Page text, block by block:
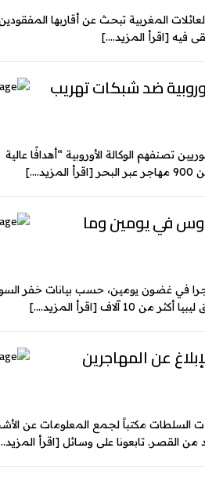
المغربية تبحث عن أقاربها
[اقرأ المزيد….]
ضد شبكات تهريب
الوكالة الأوروبية “أهدافًا عالية
[اقرأ المزيد….]
وغافدوس في يومين وما
كريت وغافدوس الجنوبيتين اليونانيتين 262 مهاجرا في غضون يومين، حسب بيانات
من 10 آلاف
[اقرأ المزيد….]
عن المهاجرين
السلطات مكتباً لجمع المعلومات عن
من القصر. تابعونا على وسائل [اقرأ